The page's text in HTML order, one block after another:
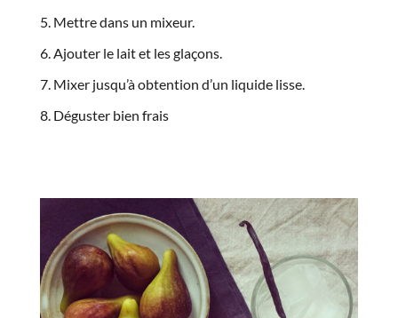
Mettre dans un mixeur.
Ajouter le lait et les glaçons.
Mixer jusqu’à obtention d’un liquide lisse.
Déguster bien frais